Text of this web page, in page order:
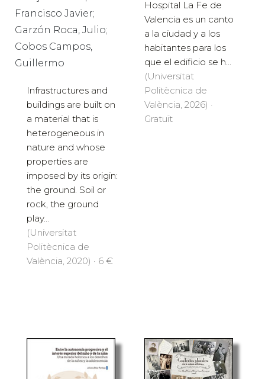
Francisco Javier;
Garzón Roca, Julio;
Cobos Campos,
Guillermo
Infrastructures and
buildings are built on
a material that is
heterogeneous in
nature and whose
properties are
imposed by its origin:
the ground. Soil or
rock, the ground
play...
(Universitat
Politècnica de
València, 2020) · 6 €
Hospital La Fe de
Valencia es un canto
a la ciudad y a los
habitantes para los
que el edificio se h...
(Universitat
Politècnica de
València, 2026) ·
Gratuït